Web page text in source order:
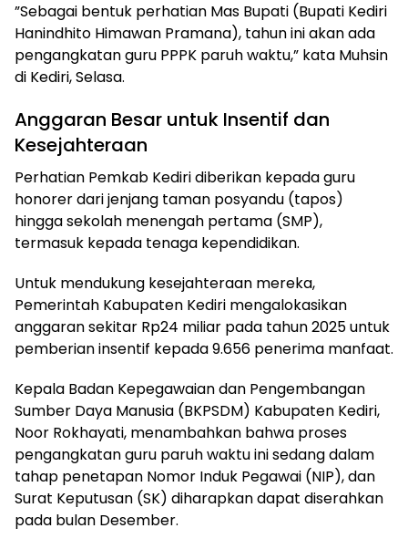
​”Sebagai bentuk perhatian Mas Bupati (Bupati Kediri
Hanindhito Himawan Pramana), tahun ini akan ada
pengangkatan guru PPPK paruh waktu,” kata Muhsin
di Kediri, Selasa.
​Anggaran Besar untuk Insentif dan
Kesejahteraan
​Perhatian Pemkab Kediri diberikan kepada guru
honorer dari jenjang taman posyandu (tapos)
hingga sekolah menengah pertama (SMP),
termasuk kepada tenaga kependidikan.
​Untuk mendukung kesejahteraan mereka,
Pemerintah Kabupaten Kediri mengalokasikan
anggaran sekitar Rp24 miliar pada tahun 2025 untuk
pemberian insentif kepada 9.656 penerima manfaat.
​Kepala Badan Kepegawaian dan Pengembangan
Sumber Daya Manusia (BKPSDM) Kabupaten Kediri,
Noor Rokhayati, menambahkan bahwa proses
pengangkatan guru paruh waktu ini sedang dalam
tahap penetapan Nomor Induk Pegawai (NIP), dan
Surat Keputusan (SK) diharapkan dapat diserahkan
pada bulan Desember.